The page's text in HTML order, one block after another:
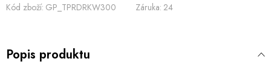
Kód zboží: GP_TPRDRKW300 Záruka: 24
Popis produktu